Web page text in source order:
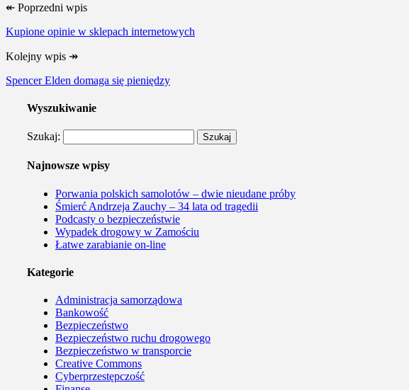
↞ Poprzedni wpis
Kupione opinie w sklepach internetowych
Kolejny wpis ↠
Spencer Elden domaga się pieniędzy
Wyszukiwanie
Szukaj:
Najnowsze wpisy
Porwania polskich samolotów – dwie nieudane próby
Śmierć Andrzeja Zauchy – 34 lata od tragedii
Podcasty o bezpieczeństwie
Wypadek drogowy w Zamościu
Łatwe zarabianie on-line
Kategorie
Administracja samorządowa
Bankowość
Bezpieczeństwo
Bezpieczeństwo ruchu drogowego
Bezpieczeństwo w transporcie
Creative Commons
Cyberprzestępczość